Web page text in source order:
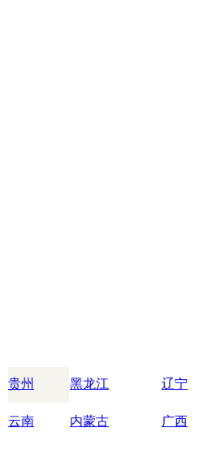
贵州 黑龙江 辽宁
云南 内蒙古 广西